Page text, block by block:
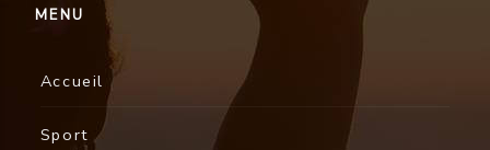
MENU
Accueil
Sport